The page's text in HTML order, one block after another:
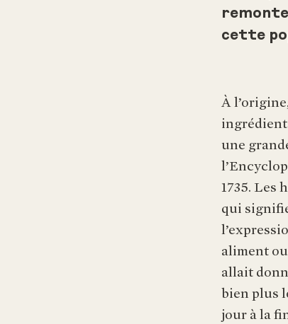
cette
À
une
1735. Les
qui
aliment
allait
bien plus
jour à la